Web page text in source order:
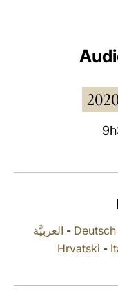
العربيَّة - Deutsch
Hrvatski -